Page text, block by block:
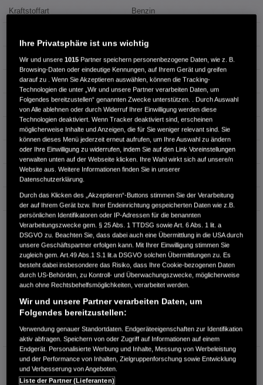
Kraftstoffart Benzin
Türen 5
Leistung 184 kW / 250 PS
Hubraum 1.993 cm³
Erstzulassung 10.2025
Bauart Kompakt
Energieverbrauch kombiniert: 4,7 l/100km
CO₂-Emissionen kombiniert: 108 g/km
CO₂-Klasse: C
Emissionen des neuen PKW
Kraftstoffverbrauch:
4,7 l/100km (kombiniert)
Ihre Privatsphäre ist uns wichtig
Wir und unsere1015 Partner speichern personenbezogene Daten, wie z. B.
Browsing-Daten oder eindeutige Kennungen, auf Ihrem Gerät und greifen
darauf zu . Wenn Sie Akzeptieren auswählen, können die Tracking-
Technologien die unter „Wir und unsere Partner verarbeiten Daten, um
Folgendes bereitzustellen“ genannten Zwecke unterstützen. . Durch Auswahl
von Alle ablehnen oder durch Widerruf Ihrer Einwilligung werden diese
Technologien deaktiviert. Wenn Tracker deaktiviert sind, erscheinen
möglicherweise Inhalte und Anzeigen, die für Sie weniger relevant sind. Sie
können dieses Menü jederzeit erneut aufrufen, um Ihre Auswahl zu ändern
oder Ihre Einwilligung zu widerrufen, indem Sie auf den Link Voreinstellungen
verwalten unten auf der Webseite klicken. Ihre Wahl wirkt sich auf unsere/n
Website aus. Weitere Informationen finden Sie in unserer
Datenschutzerklärung.
Durch das Klicken des „Akzeptieren“-Buttons stimmen Sie der Verarbeitung
der auf Ihrem Gerät bzw. Ihrer Endeinrichtung gespeicherten Daten wie z.B.
persönlichen Identifikatoren oder IP-Adressen für die benannten
Verarbeitungszwecke gem. § 25 Abs. 1 TTDSG sowie Art. 6 Abs. 1 lit. a
DSGVO zu. Beachten Sie, dass dabei auch eine Übermittlung in die USA durch
unsere Geschäftspartner erfolgen kann. Mit Ihrer Einwilligung stimmen Sie
zugleich gem. Art.49 Abs.1 S.1 lit.a DSGVO solchen Übermittlungen zu. Es
besteht dabei insbesondere das Risiko, dass Ihre Cookie-bezogenen Daten
durch US-Behörden, zu Kontroll- und Überwachungszwecke, möglicherweise
auch ohne Rechtsbehelfsmöglichkeiten, verarbeitet werden.
Wir und unsere Partner verarbeiten Daten, um
Folgendes bereitzustellen:
Verwendung genauer Standortdaten. Endgeräteeigenschaften zur Identifikation
aktiv abfragen. Speichern von oder Zugriff auf Informationen auf einem
Endgerät. Personalisierte Werbung und Inhalte, Messung von Werbeleistung
und der Performance von Inhalten, Zielgruppenforschung sowie Entwicklung
und Verbesserung von Angeboten.
Liste der Partner (Lieferanten)